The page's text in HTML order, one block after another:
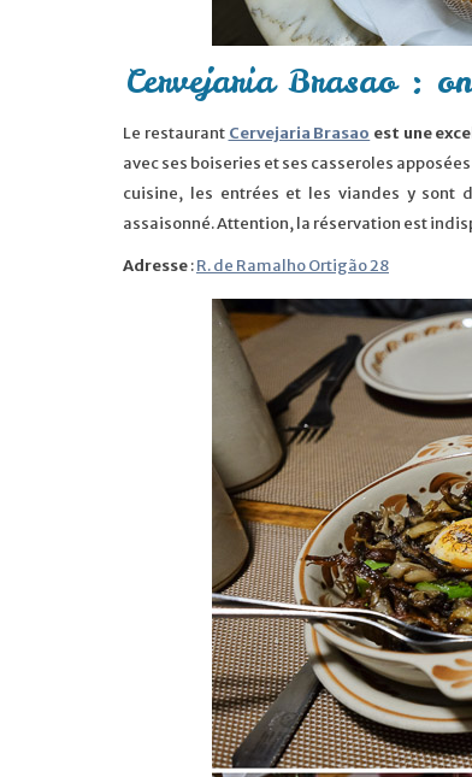
Cervejaria Brasao :
Le restaurant Cervejaria Brasao est une
avec ses boiseries et ses casseroles
cuisine, les entrées et les viandes y sont
assaisonné. Attention, la réservation est
Adresse:R. de Ramalho Ortigão 28